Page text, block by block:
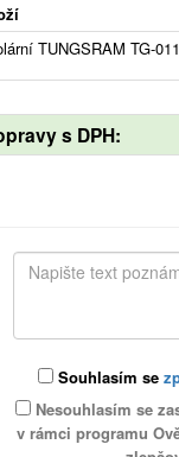
TUNGSRAM TG-011
s DPH:
Souhlasím se
Nesouhlasím se
v rámci programu